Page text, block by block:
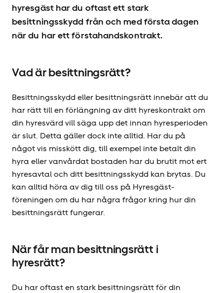
hyresgäst har du oftast ett stark
besittningsskydd från och med första dagen
när du har ett förstahandskontrakt.
Vad är besittningsrätt?
Besittningsskydd eller besittningsrätt innebär att du
har rätt till en förlängning av ditt hyreskontrakt om
din hyresvärd vill säga upp det innan hyresperioden
är slut. Detta gäller dock inte alltid. Har du på
något vis misskött dig, till exempel inte betalt din
hyra eller vanvårdat bostaden har du brutit mot ert
hyresavtal och ditt besittningsskydd kan brytas. Du
kan alltid höra av dig till oss på Hyresgäst­
föreningen om du har några frågor kring hur din
besittningsrätt fungerar.
När får man besittningsrätt i
hyresrätt?
Du har oftast en stark besittningsrätt för din